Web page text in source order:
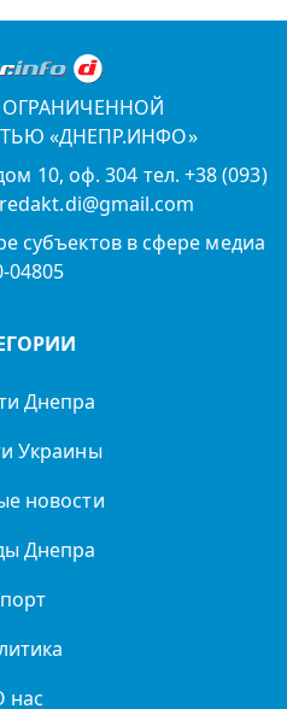
«ДНЕПР.ИНФО»
10, оф. 304 тел. +38 (093)
субъектов в сфере медиа
04805
Днепра
Украины
новости
Днепра
нас